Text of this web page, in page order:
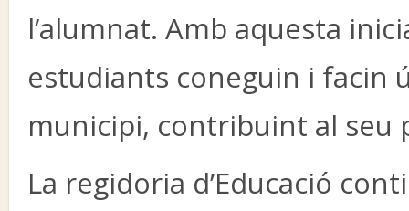
l’alumnat. Amb aquesta
estudiants coneguin i facin
municipi, contribuint al seu
La regidoria d’Educació